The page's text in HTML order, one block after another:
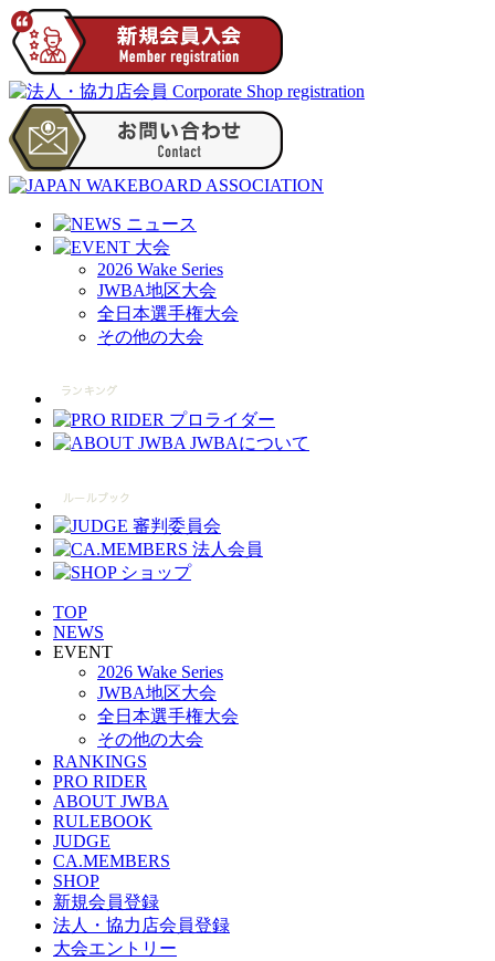
2026 Wake Series
JWBA地区大会
全日本選手権大会
その他の大会
TOP
NEWS
EVENT
2026 Wake Series
JWBA地区大会
全日本選手権大会
その他の大会
RANKINGS
PRO RIDER
ABOUT JWBA
RULEBOOK
JUDGE
CA.MEMBERS
SHOP
新規会員登録
法人・協力店会員登録
大会エントリー